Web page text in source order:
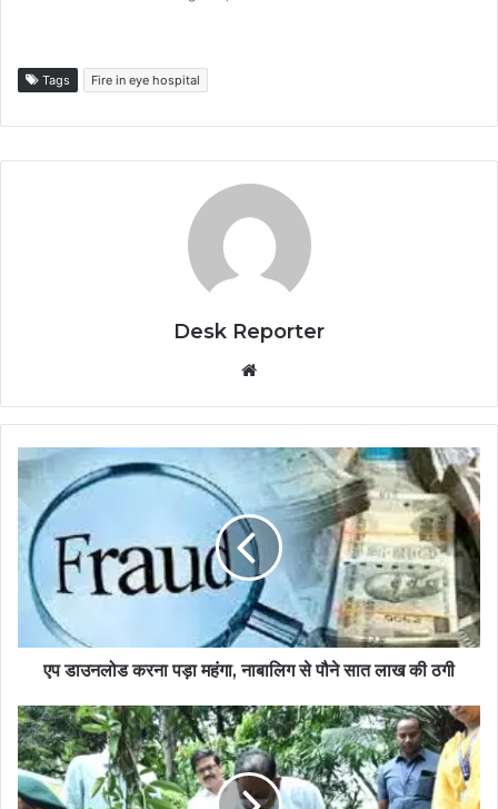
Tags Fire in eye hospital
Desk Reporter
एप डाउनलोड करना पड़ा महंगा, नाबालिग से पौने सात लाख की ठगी